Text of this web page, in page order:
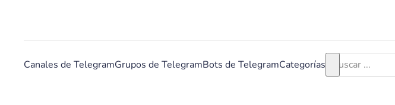
Canales de TelegramGrupos de TelegramBots de TelegramCategorías